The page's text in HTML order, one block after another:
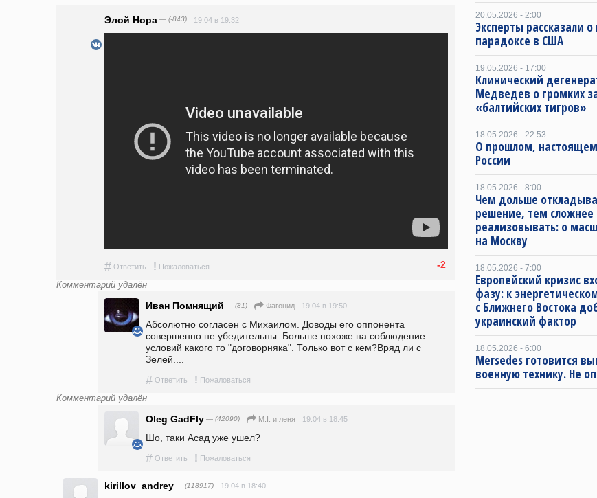
Элой Нора — (-843) 19.04 в 19:32
# Ответить ! Пожаловаться -2
Комментарий удалён
Иван Помнящий — (81) Фагоцид 19.04 в 19:50
Абсолютно согласен с Михаилом. Доводы его оппонента
совершенно не убедительны. Больше похоже на соблюдение
условий какого то "договорняка". Только вот с кем?Вряд ли с
Зелей....
# Ответить ! Пожаловаться
Комментарий удалён
Oleg GadFly — (42090) M.I. и леня 19.04 в 18:45
Шо, таки Асад уже ушел?
# Ответить ! Пожаловаться
kirillov_andrey — (118917) 19.04 в 18:40
20.05.2026 - 2:00
Эксперты рассказали
парадоксе в США
19.05.2026 - 17:00
Клинический
Медведев о громких
«балтийских тигров»
18.05.2026 - 22:53
О прошлом,
России
18.05.2026 - 8:00
Чем дольше
решение, тем сложнее
реализовывать: о
на Москву
18.05.2026 - 7:00
Европейский кризис
фазу: к
с Ближнего Востока
украинский фактор
18.05.2026 - 6:00
Mersedes готовится
военную технику. Не